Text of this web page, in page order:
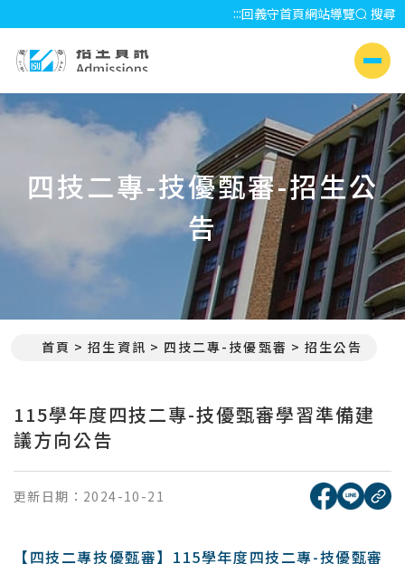
:::回義守首頁網站導覽 搜尋
側選單
四技二專-技優甄審-招生公
告
首頁 招生資訊 四技二專-技優甄審 招生公告
115學年度四技二專-技優甄審學習準備建
議方向公告
更新日期： 2024-10-21 [另開新
[另開
複
【四技二專技優甄審】115學年度四技二專-技優甄審